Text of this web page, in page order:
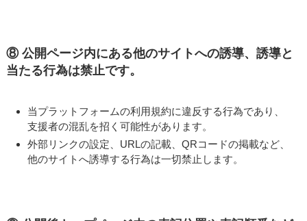
⑧ 公開ページ内にある他のサイトへの誘導、誘導と
当たる行為は禁止です。
当プラットフォームの利用規約に違反する行為であり、
支援者の混乱を招く可能性があります。
外部リンクの設定、URLの記載、QRコードの掲載など、
他のサイトへ誘導する行為は一切禁止します。